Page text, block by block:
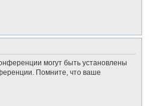
могут быть установлены
Помните, что ваше